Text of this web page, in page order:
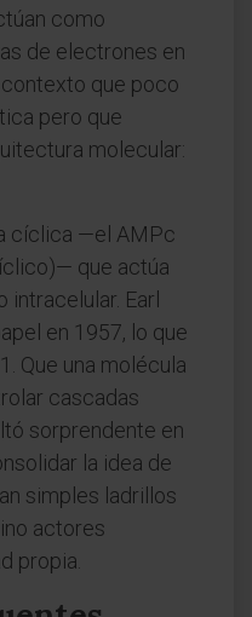
como
de electrones en
contexto que poco
pero que
molecular:
cíclica —el AMPc
que actúa
Earl
en 1957, lo que
Que una molécula
cascadas
sorprendente en
la idea de
simples ladrillos
actores
propia.